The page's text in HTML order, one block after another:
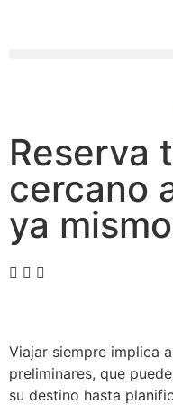
Reserva
cercano
ya mismo
Viajar siempre implica
preliminares, que
su destino hasta